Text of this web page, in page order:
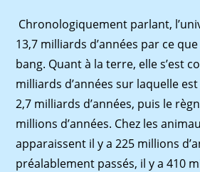
Chronologiquement parlant,
13,7 milliards d’années par ce
bang. Quant à la terre, elle s’est
milliards d’années sur laquelle
2,7 milliards d’années, puis le
millions d’années. Chez les
apparaissent il y a 225 millions
préalablement passés, il y a 410